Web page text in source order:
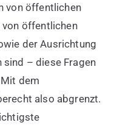
von öffentlichen
öffentlichen
der Ausrichtung
sind – diese Fragen
dem
also abgrenzt.